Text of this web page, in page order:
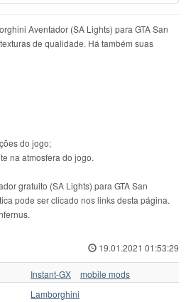
Aventador (SA Lights) para GTA San
de qualidade. Há também suas
do jogo;
na atmosfera do jogo.
gratuito (SA Lights) para GTA San
pode ser clicado nos links desta página.
19.01.2021 01:53:29
Instant-GX
mobile mods
Lamborghini